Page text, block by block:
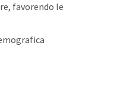
favorendo le